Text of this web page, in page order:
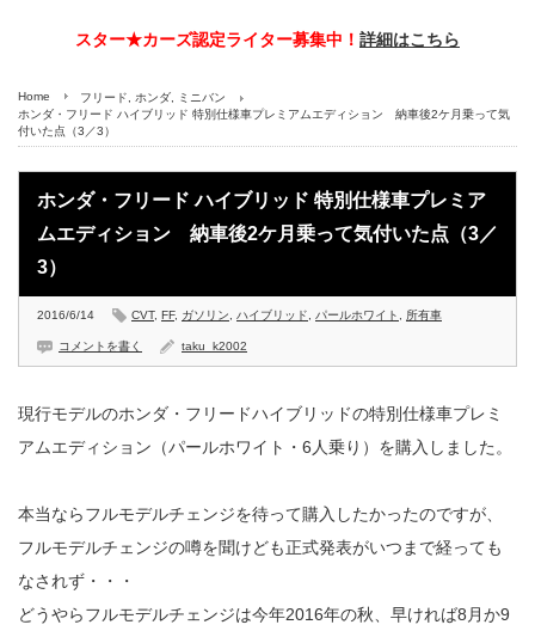
スター★カーズ認定ライター募集中！ 詳細はこちら
Home フリード ホンダ
ミニバン
ホンダ・フリード ハイブリッド 特別仕様車プレミアムエディション 納車後2ケ月乗って気
付いた点（3／3）
ホンダ・フリード ハイブリッド 特別仕様車プレミア
ムエディション 納車後2ケ月乗って気付いた点（3／
3）
2016/6/14 CVT, FF, ガソリン ハイブリッド パールホワイト 所有車
コメントを書く taku_k2002
現行モデルのホンダ・フリードハイブリッドの特別仕様車プレミ
アムエディション（パールホワイト・6人乗り）を購入しました。
本当ならフルモデルチェンジを待って購入したかったのですが、
フルモデルチェンジの噂を聞けども正式発表がいつまで経っても
なされず・・・
どうやらフルモデルチェンジは今年2016年の秋、早ければ8月か9